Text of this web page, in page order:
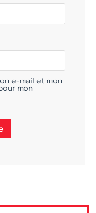
e-mail et mon
mon